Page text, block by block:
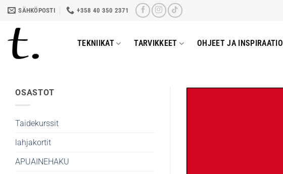
Skip
content
SÄHKÖPOSTI +358 40 350 2371
TEKNIIKAT TARVIKKEET OHJEET JA INSPIRAATIO
OSASTOT
Taidekurssit
lahjakortit
APUAINEHAKU